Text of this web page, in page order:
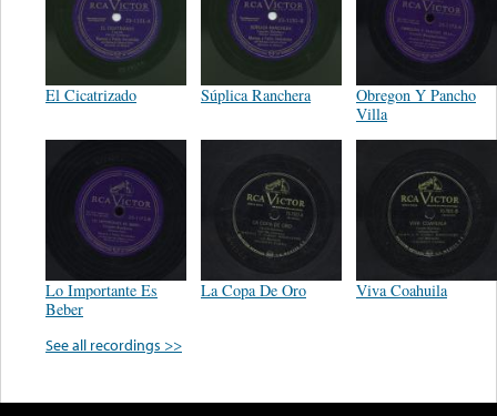
El Cicatrizado Súplica Ranchera
Obregon Y Pancho
Villa
Lo Importante Es
Beber
La Copa De Oro Viva Coahuila
See all recordings >>